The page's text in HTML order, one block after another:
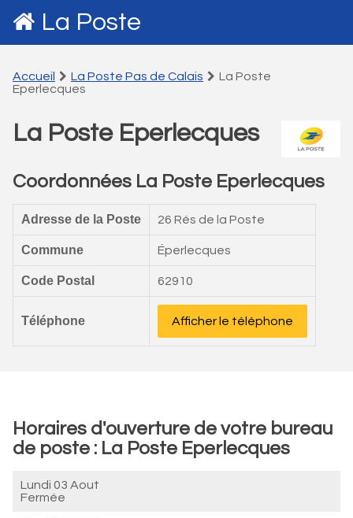
La Poste
Accueil La Poste Pas de Calais
La Poste
Eperlecques
La Poste Eperlecques
Coordonnées La Poste Eperlecques
Adresse de la Poste 26 Rés de la Poste
Commune Éperlecques
Code Postal 62910
Téléphone Afficher le téléphone
Horaires d'ouverture de votre bureau
de poste : La Poste Eperlecques
Lundi 03 Aout
Fermée